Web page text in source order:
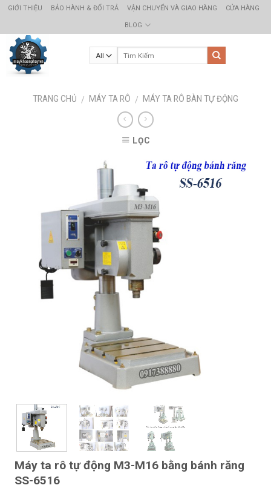
Skip
content
GIỚI THIỆU BẢO HÀNH & ĐỔI TRẢ VẬN CHUYỂN VÀ GIAO HÀNG CỬA HÀNG
BLOG
TRANG CHỦ / MÁY TA RÔ / MÁY TA RÔ BÀN TỰ ĐỘNG
LỌC
Máy ta rô tự động M3-M16 bằng bánh răng
SS-6516